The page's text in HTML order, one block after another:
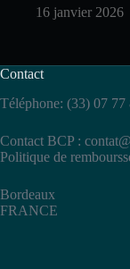
16 janvier 2026
Contact
Téléphone: (33) 07 77
Contact BCP :
Politique de
Bordeaux
FRANCE